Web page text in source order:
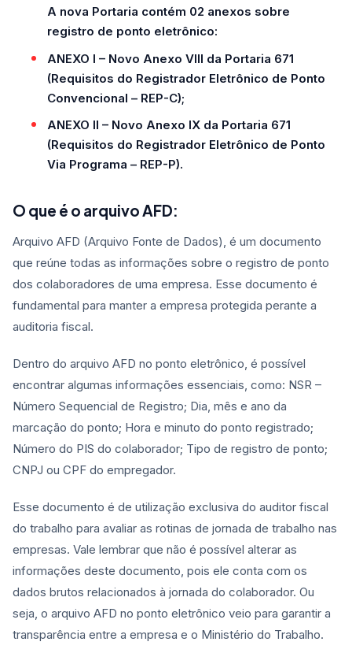
A nova Portaria contém 02 anexos sobre
registro de ponto eletrônico:
ANEXO I – Novo Anexo VIII da Portaria 671
(Requisitos do Registrador Eletrônico de Ponto
Convencional – REP-C);
ANEXO II – Novo Anexo IX da Portaria 671
(Requisitos do Registrador Eletrônico de Ponto
Via Programa – REP-P).
O que é o arquivo AFD:
Arquivo AFD (Arquivo Fonte de Dados), é um documento
que reúne todas as informações sobre o registro de ponto
dos colaboradores de uma empresa. Esse documento é
fundamental para manter a empresa protegida perante a
auditoria fiscal.
Dentro do arquivo AFD no ponto eletrônico, é possível
encontrar algumas informações essenciais, como: NSR –
Número Sequencial de Registro; Dia, mês e ano da
marcação do ponto; Hora e minuto do ponto registrado;
Número do PIS do colaborador; Tipo de registro de ponto;
CNPJ ou CPF do empregador.
Esse documento é de utilização exclusiva do auditor fiscal
do trabalho para avaliar as rotinas de jornada de trabalho nas
empresas. Vale lembrar que não é possível alterar as
informações deste documento, pois ele conta com os
dados brutos relacionados à jornada do colaborador. Ou
seja, o arquivo AFD no ponto eletrônico veio para garantir a
transparência entre a empresa e o Ministério do Trabalho.